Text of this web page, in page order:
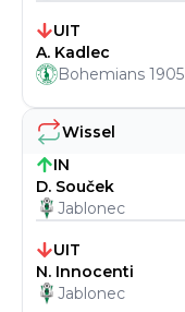
Wissel
IN
D. Souček
Jablonec
UIT
N. Innocenti
Jablonec
UIT
A. Kadlec
Bohemians 1905